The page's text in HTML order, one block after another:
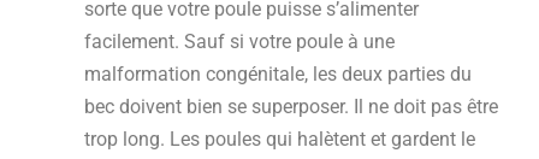
sorte que votre poule puisse s’alimenter
facilement. Sauf si votre poule à une
malformation congénitale, les deux parties du
bec doivent bien se superposer. Il ne doit pas être
trop long. Les poules qui halètent et gardent le